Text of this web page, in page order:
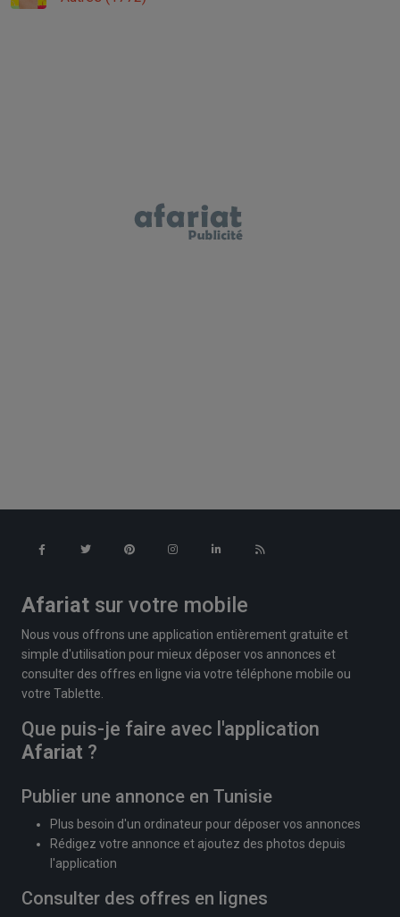
Afariat sur votre mobile
Nous vous offrons une application entièrement gratuite et
simple d'utilisation pour mieux déposer vos annonces et
consulter des offres en ligne via votre téléphone mobile ou
votre Tablette.
Que puis-je faire avec l'application
Afariat ?
Publier une annonce en Tunisie
Plus besoin d'un ordinateur pour déposer vos annonces
Rédigez votre annonce et ajoutez des photos depuis
l'application
Consulter des offres en lignes